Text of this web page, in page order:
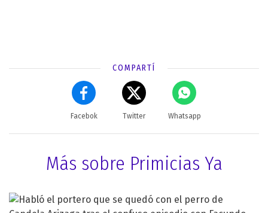
COMPARTÍ
Facebok Twitter Whatsapp
Más sobre Primicias Ya